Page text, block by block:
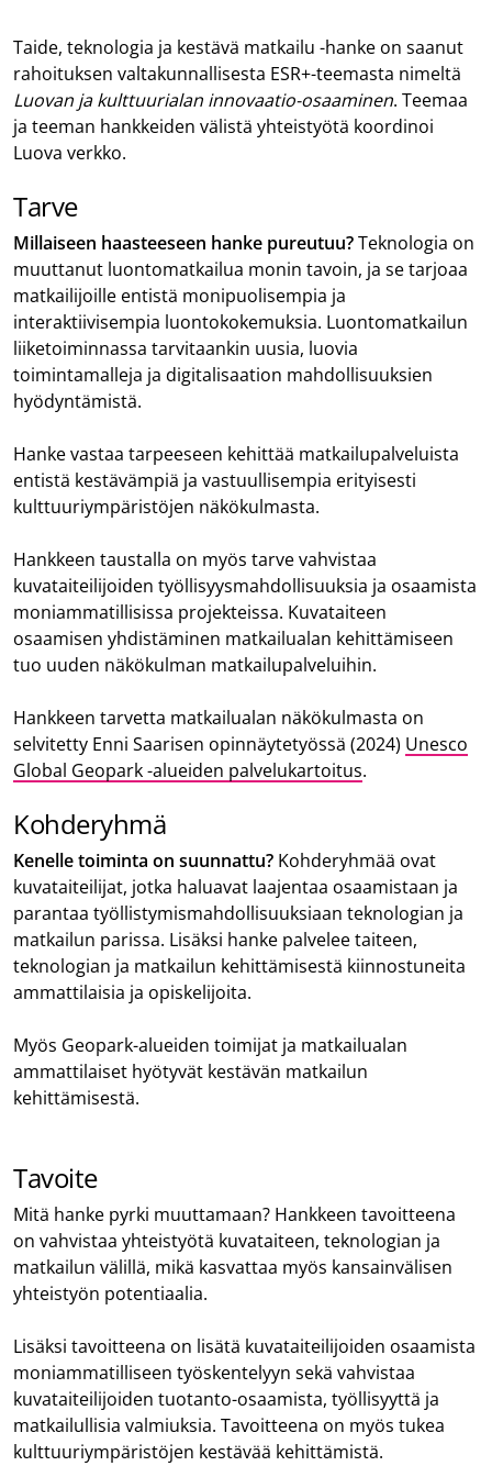
Taide, teknologia ja kestävä matkailu -hanke on saanut
rahoituksen valtakunnallisesta ESR+-teemasta nimeltä
Luovan ja kulttuurialan innovaatio-osaaminen. Teemaa
ja teeman hankkeiden välistä yhteistyötä koordinoi
Luova verkko.
Tarve
Millaiseen haasteeseen hanke pureutuu?Teknologia on
muuttanut luontomatkailua monin tavoin, ja se tarjoaa
matkailijoille entistä monipuolisempia ja
interaktiivisempia luontokokemuksia. Luontomatkailun
liiketoiminnassa tarvitaankin uusia, luovia
toimintamalleja ja digitalisaation mahdollisuuksien
hyödyntämistä.
Hanke vastaa tarpeeseen kehittää matkailupalveluista
entistä kestävämpiä ja vastuullisempia erityisesti
kulttuuriympäristöjen näkökulmasta.
Hankkeen taustalla on myös tarve vahvistaa
kuvataiteilijoiden työllisyysmahdollisuuksia ja osaamista
moniammatillisissa projekteissa. Kuvataiteen
osaamisen yhdistäminen matkailualan kehittämiseen
tuo uuden näkökulman matkailupalveluihin.
Hankkeen tarvetta matkailualan näkökulmasta on
selvitetty Enni Saarisen opinnäytetyössä (2024) Unesco
Global Geopark -alueiden palvelukartoitus.
Kohderyhmä
Kenelle toiminta on suunnattu? Kohderyhmää ovat
kuvataiteilijat, jotka haluavat laajentaa osaamistaan ja
parantaa työllistymismahdollisuuksiaan teknologian ja
matkailun parissa. Lisäksi hanke palvelee taiteen,
teknologian ja matkailun kehittämisestä kiinnostuneita
ammattilaisia ja opiskelijoita.
Myös Geopark-alueiden toimijat ja matkailualan
ammattilaiset hyötyvät kestävän matkailun
kehittämisestä.
Tavoite
Mitä hanke pyrki muuttamaan? Hankkeen tavoitteena
on vahvistaa yhteistyötä kuvataiteen, teknologian ja
matkailun välillä, mikä kasvattaa myös kansainvälisen
yhteistyön potentiaalia.
Lisäksi tavoitteena on lisätä kuvataiteilijoiden osaamista
moniammatilliseen työskentelyyn sekä vahvistaa
kuvataiteilijoiden tuotanto-osaamista, työllisyyttä ja
matkailullisia valmiuksia. Tavoitteena on myös tukea
kulttuuriympäristöjen kestävää kehittämistä.